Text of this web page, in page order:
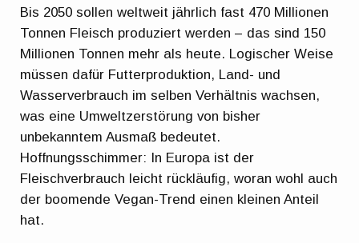
Bis 2050 sollen weltweit jährlich fast 470 Millionen
Tonnen Fleisch produziert werden – das sind 150
Millionen Tonnen mehr als heute. Logischer Weise
müssen dafür Futterproduktion, Land- und
Wasserverbrauch im selben Verhältnis wachsen,
was eine Umweltzerstörung von bisher
unbekanntem Ausmaß bedeutet.
Hoffnungsschimmer: In Europa ist der
Fleischverbrauch leicht rückläufig, woran wohl auch
der boomende Vegan-Trend einen kleinen Anteil
hat.